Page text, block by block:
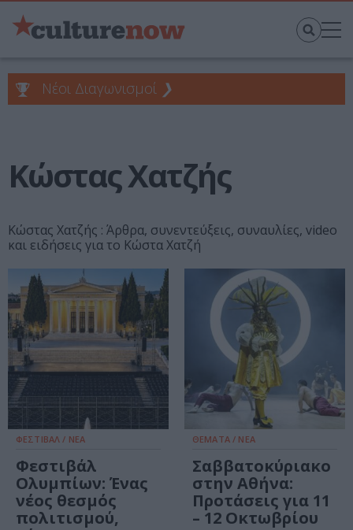
Νέοι Διαγωνισμοί ❯
Κώστας Χατζής
Κώστας Χατζής : Άρθρα, συνεντεύξεις, συναυλίες, video
και ειδήσεις για το Κώστα Χατζή
ΦΕΣΤΙΒΑΛ / ΝΕΑ
Φεστιβάλ
Ολυμπίων: Ένας
νέος θεσμός
πολιτισμού,
ΘΕΜΑΤΑ / ΝΕΑ
Σαββατοκύριακο
στην Αθήνα:
Προτάσεις για 11
– 12 Οκτωβρίου